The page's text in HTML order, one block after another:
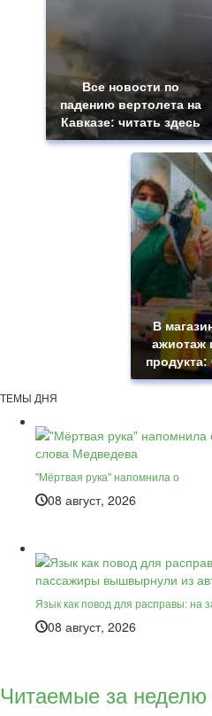
Все новости по
падению вертолета на
Кавказе: читать здесь
В
ажиотаж
продукта:
ТЕМЫ ДНЯ
"Мёртвая рука" напомнила о
08 август, 2026
Язык как повод для расправы: на
08 август, 2026
Читаемые за неделю